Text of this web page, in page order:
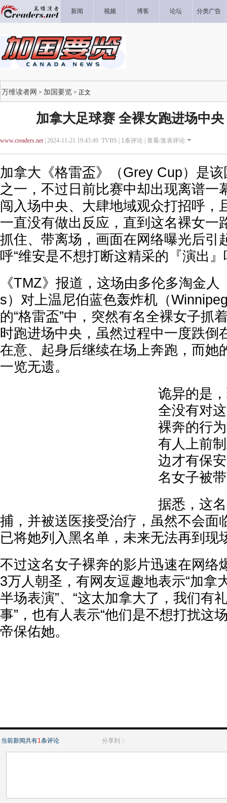
新闻 视频 博客 论坛 分类广告
万维读者网 > 加国要览 > 正文
加拿大足球赛 全裸女跑进场中
www.creaders.net| 2024-11-21 19:43:49 TVBS | 1条评论 | 查看/发表评论
加拿大《格雷盃》（Grey Cup）是
之一，不过日前比赛中却出现离谱一
闯入场中央、大肆地域观众打招呼，
一直没有做出反应，直到这名裸女一
抓住、带离场，画面在网络曝光后引
呼“维安是不想打断这精采的『演出』
《TMZ》报道，这场由多伦多淘金
s）对上温尼伯蓝色轰炸机（
的“格雷盃”中，突然有名全裸女子抓
时跑进场中央，虽然过程中一度跌倒
在意、起身后继续在场上奔跑，而她
一览无遗。
诡异的是
全没有对
裸奔的行
有人上前
边才有保
名女子被
据悉，这
捕，并被送医接受治疗，虽然不会面
已将她列入黑名单，未来无法再到现
不过这名女子裸奔的影片迅速在网络
3万人朝圣，有网友逗趣地表示“加拿
半场表演”、“这太加拿大了，我们有
事”，也有人表示“他们是不想打扰这
帝保佑她。
当前新闻共有1条评论 分享到：